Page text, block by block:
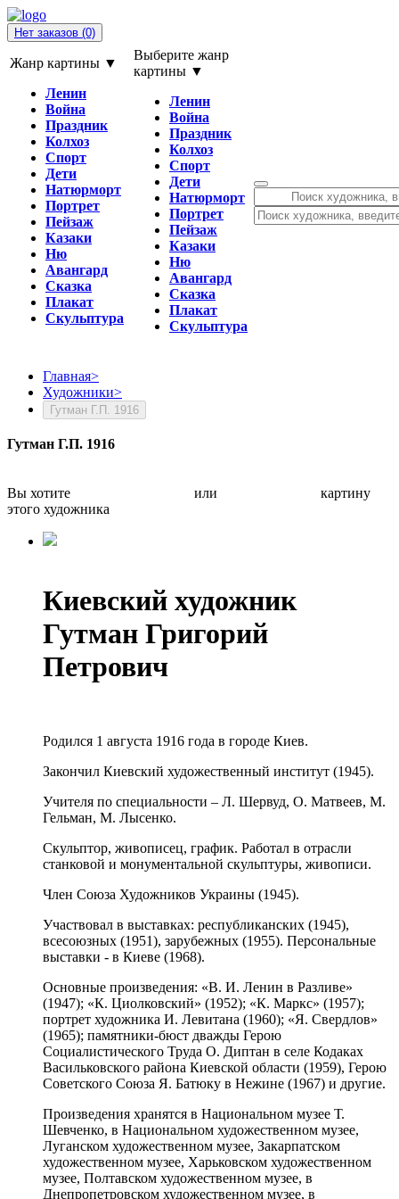
Нет заказов (0)
Жанр картины ▼
Ленин
Война
Праздник
Колхоз
Спорт
Дети
Натюрморт
Портрет
Пейзаж
Казаки
Ню
Авангард
Сказка
Плакат
Скульптура
Выберите жанр
картины ▼
Ленин
Война
Праздник
Колхоз
Спорт
Дети
Натюрморт
Портрет
Пейзаж
Казаки
Ню
Авангард
Сказка
Плакат
Скульптура
Главная>
Художники>
Гутман Г.П. 1916
Гутман Г.П. 1916
Вы хотите или
картину
этого художника
Киевский художник
Гутман Григорий
Петрович
Родился 1 августа 1916 года в городе Киев.
Закончил Киевский художественный институт (1945).
Учителя по специальности – Л. Шервуд, О. Матвеев, М.
Гельман, М. Лысенко.
Скульптор, живописец, график. Работал в отрасли
станковой и монументальной скульптуры, живописи.
Член Союза Художников Украины (1945).
Участвовал в выставках: республиканских (1945),
всесоюзных (1951), зарубежных (1955). Персональные
выставки - в Киеве (1968).
Основные произведения: «В. И. Ленин в Разливе»
(1947); «К. Циолковский» (1952); «К. Маркс» (1957);
портрет художника И. Левитана (1960); «Я. Свердлов»
(1965); памятники-бюст дважды Герою
Социалистического Труда О. Диптан в селе Кодаках
Васильковского района Киевской области (1959), Герою
Советского Союза Я. Батюку в Нежине (1967) и другие.
Произведения хранятся в Национальном музее Т.
Шевченко, в Национальном художественном музее,
Луганском художественном музее, Закарпатском
художественном музее, Харьковском художественном
музее, Полтавском художественном музее, в
Днепропетровском художественном музее, в